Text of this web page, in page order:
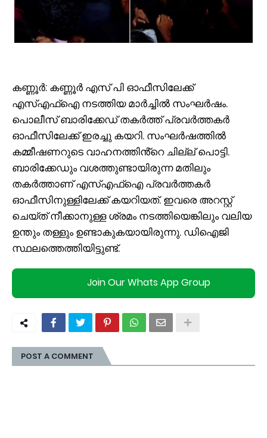
കണ്ണൂർ: കണ്ണൂർ എസ് പി ഓഫീസിലേക്ക്
എസ്എഫ്ഐ നടത്തിയ മാർച്ചിൽ സംഘർഷം.
പൊലീസ് ബാരിക്കേഡ് തകർത്ത് പ്രവർത്തകർ
ഓഫീസിലേക്ക് ഇരച്ചു കയറി. സംഘർഷത്തിൽ
കമ്മീഷണറുടെ വാഹനത്തിൻ്റെ ചില്ല് പൊട്ടി.
ബാരിക്കേഡും വശത്തുണ്ടായിരുന്ന മതിലും
തകർത്താണ് എസ്എഫ്ഐ പ്രവർത്തകർ
ഓഫീസിനുള്ളിലേക്ക് കയറിയത്. ഇവരെ അറസ്റ്റ്
ചെയ്ത് നീക്കാനുള്ള ശ്രമം നടത്തിയെങ്കിലും വലിയ
ഉന്തും തള്ളും ഉണ്ടാകുകയായിരുന്നു. ഡിഐജി
സ്ഥലത്തെത്തിയിട്ടുണ്ട്.
Join Our Whats App Group
POST A COMMENT